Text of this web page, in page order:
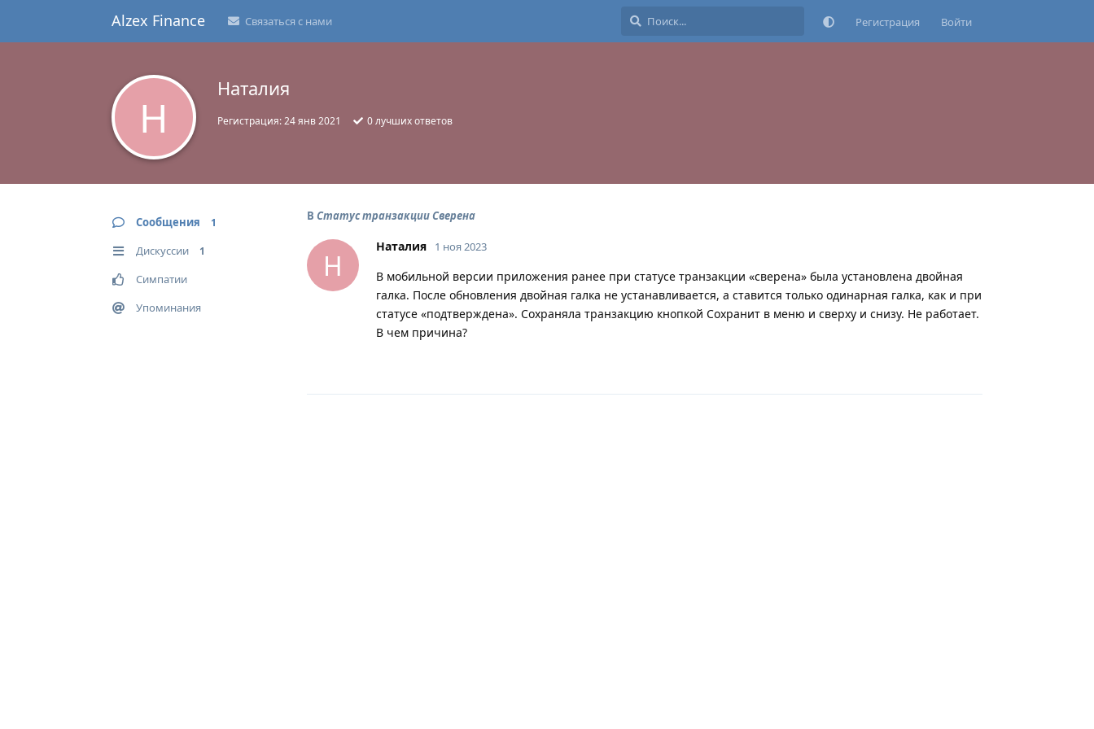
Alzex Finance Связаться с нами Регистрация Войти
Н
Наталия
Регистрация:24 янв 2021 0лучших ответов
Сообщения 1
Дискуссии 1
Симпатии
Упоминания
В Статус транзакции Сверена
Н
Наталия 1 ноя 2023
В мобильной версии приложения ранее при статусе транзакции «сверена» была установлена двойная
галка. После обновления двойная галка не устанавливается, а ставится только одинарная галка, как и при
статусе «подтверждена». Сохраняла транзакцию кнопкой Сохранит в меню и сверху и снизу. Не работает.
В чем причина?